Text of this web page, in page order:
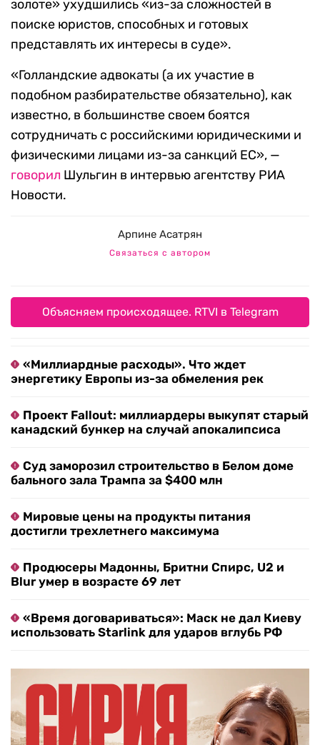
золоте» ухудшились «из-за сложностей в
поиске юристов, способных и готовых
представлять их интересы в суде».
«Голландские адвокаты (а их участие в
подобном разбирательстве обязательно), как
известно, в большинстве своем боятся
сотрудничать с российскими юридическими и
физическими лицами из-за санкций ЕС», —
говорил Шульгин в интервью агентству РИА
Новости.
Арпине Асатрян
Связаться с автором
Объясняем происходящее. RTVI в Telegram
«Миллиардные расходы». Что ждет
энергетику Европы из-за обмеления рек
Проект Fallout: миллиардеры выкупят старый
канадский бункер на случай апокалипсиса
Суд заморозил строительство в Белом доме
бального зала Трампа за $400 млн
Мировые цены на продукты питания
достигли трехлетнего максимума
Продюсеры Мадонны, Бритни Спирс, U2 и
Blur умер в возрасте 69 лет
«Время договариваться»: Маск не дал Киеву
использовать Starlink для ударов вглубь РФ